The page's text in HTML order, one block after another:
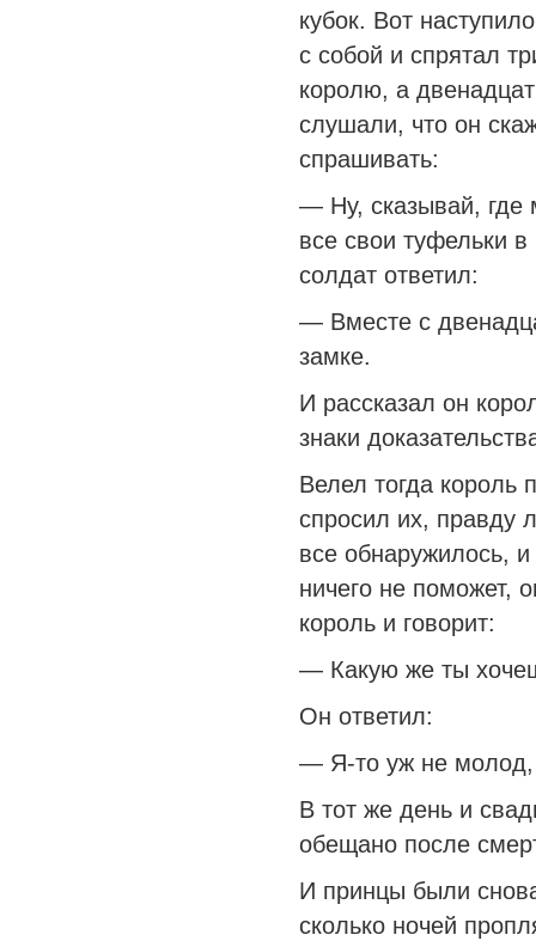
кубок. Вот
с собой и спрятал
королю, а
слушали, что он
спрашивать:
— Ну, сказывай, где
все свои туфельки
солдат ответил:
— Вместе с
замке.
И рассказал он
знаки
Велел тогда король
спросил их, правду
все обнаружилось,
ничего не поможет,
король и говорит:
— Какую же ты
Он ответил:
— Я-то уж не молод,
В тот же день и
обещано после
И принцы были
сколько ночей